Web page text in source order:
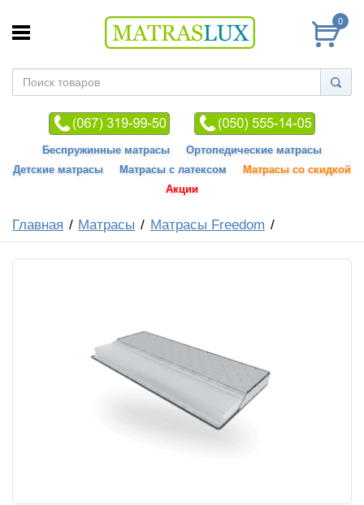
0
Беспружинные матрасы
Ортопедические матрасы
Детские матрасы
Матрасы с латексом
Матрасы со скидкой
Акции
Главная Матрасы Матрасы Freedom